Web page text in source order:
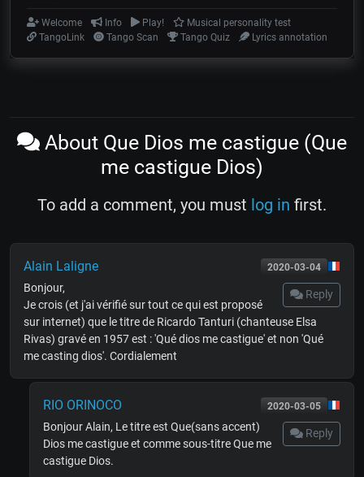
Welcome Info Play!
Musical personality test
TangoLink
Tango Scan Tango Quiz Lyrics annotation
About Que Dios me castigue (Que
me castigue Dios)
To add a comment, you must log in first.
2020-03-04
Alain Laligne
Reply
Bonjour,
Je crois (et j'ai vérifié sur tout ce qui est proposé
sur internet) que le titre de Ricardo Tanturi (chanteuse Elsa
Rivas) gravé en 1957 est : 'Qué dios me castigue' et non 'Qué
me casting dios'. Cordialement
2020-03-05
RIO ORINOCO
Reply
Bonjour Alain, Le titre est Que(sans accent)
Dios me castigue et comme sous-titre Que me
castigue Dios.